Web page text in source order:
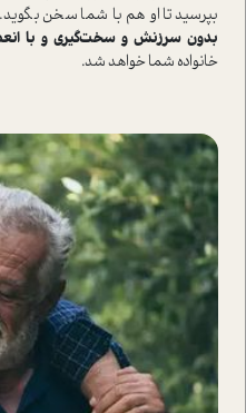
بپرسید تا او هم با شما سخن
بدون سرزنش و سخت‌گیری و با
خانواده شما خواهد شد.